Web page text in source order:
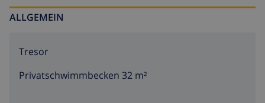
ALLGEMEIN
Tresor
Privatschwimmbecken 32 m²